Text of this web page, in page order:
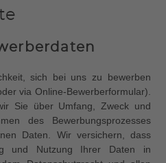
sich bei uns zu bewerben
via Online-Bewerberformular).
Sie über Umfang, Zweck und
des Bewerbungsprozesses
Daten. Wir versichern, dass
und Nutzung Ihrer Daten in